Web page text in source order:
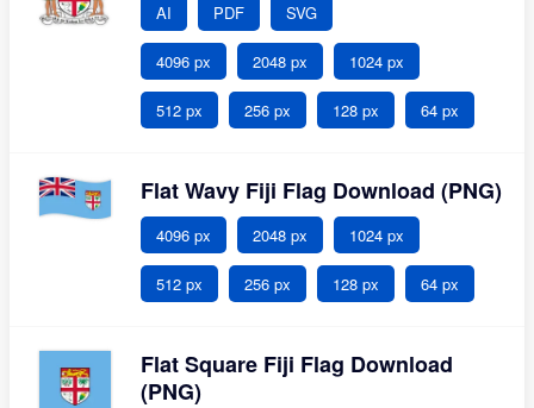
AI PDF SVG
4096 px 2048 px 1024 px
512 px 256 px 128 px 64 px
Flat Wavy Fiji Flag Download (PNG)
4096 px 2048 px 1024 px
512 px 256 px 128 px 64 px
Flat Square Fiji Flag Download
(PNG)